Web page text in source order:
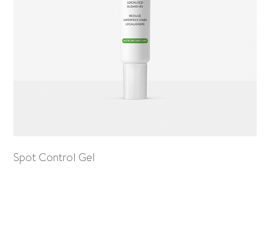
Spot Control Gel